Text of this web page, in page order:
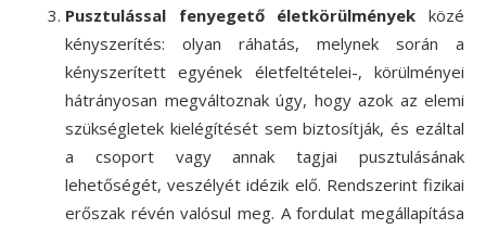
Pusztulással fenyegető életkörülmények közé
kényszerítés: olyan ráhatás, melynek során a
kényszerített egyének életfeltételei-, körülményei
hátrányosan megváltoznak úgy, hogy azok az elemi
szükségletek kielégítését sem biztosítják, és ezáltal
a csoport vagy annak tagjai pusztulásának
lehetőségét, veszélyét idézik elő. Rendszerint fizikai
erőszak révén valósul meg. A fordulat megállapítása